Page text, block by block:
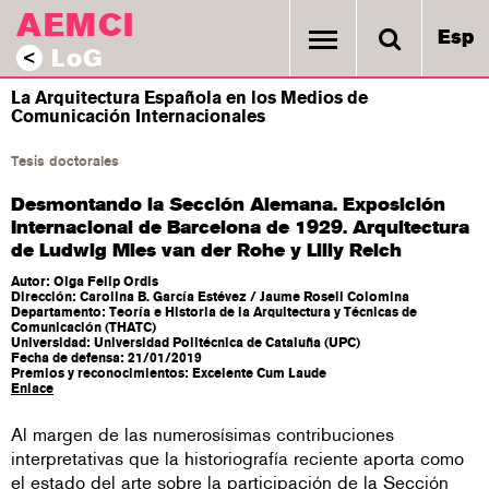
AEMCI
< LoG
Esp
La Arquitectura Española en los Medios de
Comunicación Internacionales
Tesis doctorales
Desmontando la Sección Alemana. Exposición
Internacional de Barcelona de 1929. Arquitectura
de Ludwig Mies van der Rohe y Lilly Reich
Autor: Olga Felip Ordis
Dirección: Carolina B. García Estévez / Jaume Rosell Colomina
Departamento: Teoría e Historia de la Arquitectura y Técnicas de
Comunicación (THATC)
Universidad: Universidad Politécnica de Cataluña (UPC)
Fecha de defensa: 21/01/2019
Premios y reconocimientos: Excelente Cum Laude
Enlace
Al margen de las numerosísimas contribuciones
interpretativas que la historiografía reciente aporta como
el estado del arte sobre la participación de la Sección